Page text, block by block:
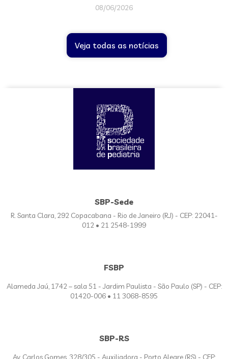
08/06/2026
Veja todas as notícias
SBP-Sede
R. Santa Clara, 292 Copacabana - Rio de Janeiro (RJ) - CEP: 22041-
012 • 21 2548-1999
FSBP
Alameda Jaú, 1742 – sala 51 - Jardim Paulista - São Paulo (SP) - CEP:
01420-006 • 11 3068-8595
SBP-RS
Av. Carlos Gomes, 328/305 - Auxiliadora - Porto Alegre (RS) - CEP: